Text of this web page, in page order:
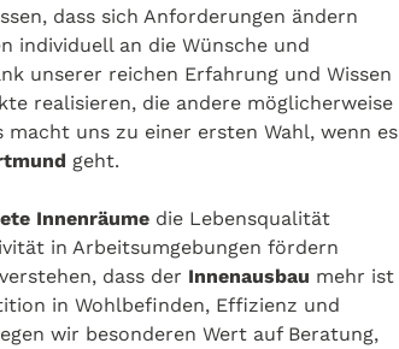
dass sich Anforderungen ändern
individuell an die Wünsche und
unserer reichen Erfahrung und Wissen
realisieren, die andere möglicherweise
uns zu einer ersten Wahl, wenn es
geht.
Innenräume die Lebensqualität
in Arbeitsumgebungen fördern
verstehen, dass der Innenausbau mehr ist
in Wohlbefinden, Effizienz und
wir besonderen Wert auf Beratung,